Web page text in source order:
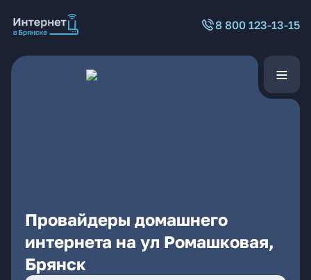
8 800 123-13-15
Провайдеры домашнего
интернета на ул Ромашковая,
Брянск